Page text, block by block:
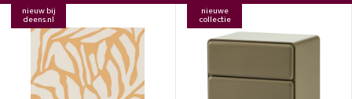
nieuw bij
deens.nl
nieuwe
collectie